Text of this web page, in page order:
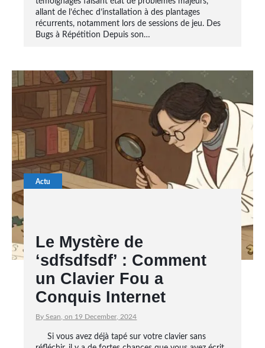
allant de l’échec d’installation à des plantages
récurrents, notamment lors de sessions de jeu. Des
Bugs à Répétition Depuis son…
Actu
Le Mystère de
‘sdfsdfsdf’ : Comment
un Clavier Fou a
Conquis Internet
By Sean, on 19 December, 2024
Si vous avez déjà tapé sur votre clavier sans